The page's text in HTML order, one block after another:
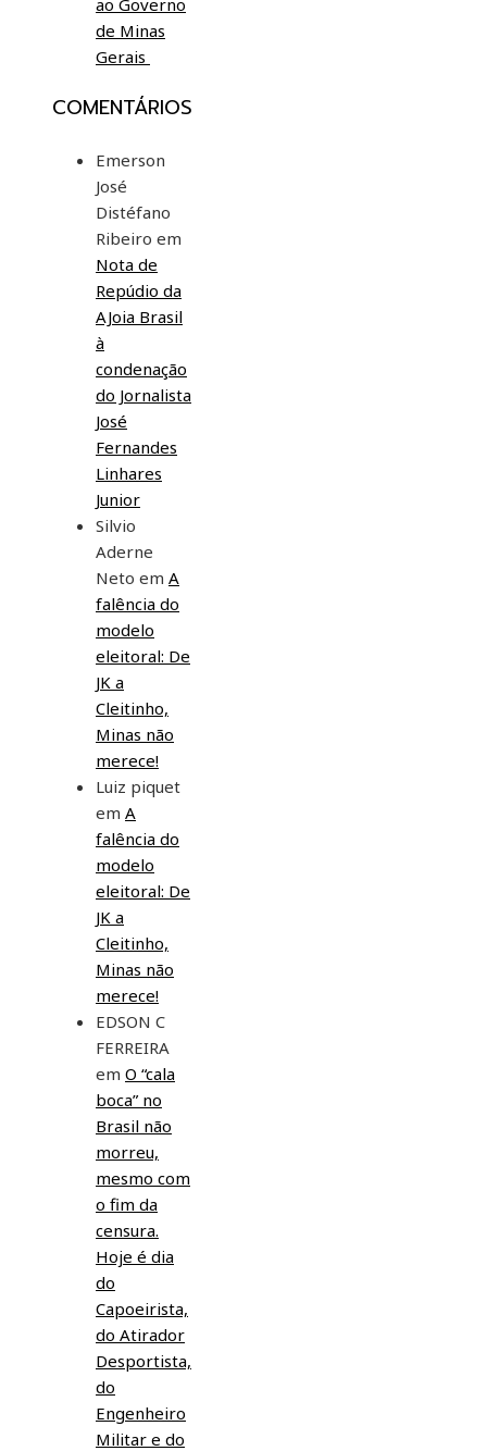
de Minas
Gerais
COMENTÁRIOS
Emerson
José
Distéfano
Ribeiro em
Nota de
Repúdio da
AJoia Brasil
à
condenação
do Jornalista
José
Fernandes
Linhares
Junior
Silvio
Aderne
Neto em A
falência do
modelo
eleitoral: De
JK a
Cleitinho,
Minas não
merece!
Luiz piquet
em A
falência do
modelo
eleitoral: De
JK a
Cleitinho,
Minas não
merece!
EDSON C
FERREIRA
em O “cala
boca” no
Brasil não
morreu,
mesmo com
o fim da
censura.
Hoje é dia
do
Capoeirista,
do Atirador
Desportista,
do
Engenheiro
Militar e do